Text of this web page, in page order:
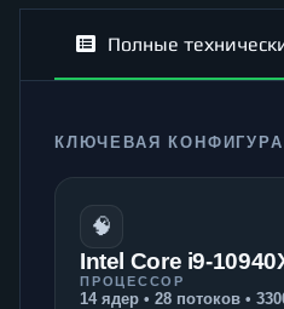
Полные
КЛЮЧЕВАЯ
🧠
Intel Core i9-
ПРОЦЕССОР
14 ядер • 28 потоков •